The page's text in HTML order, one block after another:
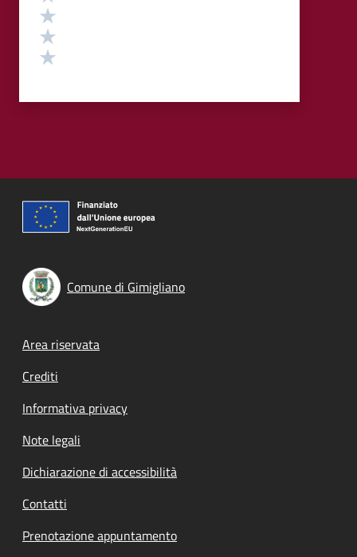
Comune di Gimigliano
Footer menu
Area riservata
Crediti
Informativa privacy
Note legali
Dichiarazione di accessibilità
Contatti
Prenotazione appuntamento